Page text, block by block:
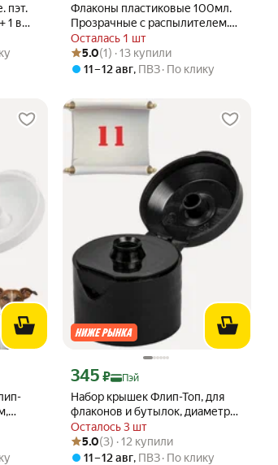
пэт.
1 в
Флаконы пластиковые 100мл.
Прозрачные с распылителем.
28мм. 10 шт.
Осталась 1 шт
Рейтинг товара: 5.0 из 5
Оценок: (1) · 13 купили
5.0(1) · 13 купили
11 – 12 авг, ПВЗ По клику
₽ вместо
Набор крышек Флип-Топ, для
флаконов и бутылок, диаметр
28 мм, 10 штук + 1 в подарок
Осталось 3 шт
Цена с картой Яндекс Пэй 345 ₽ вместо
345 ₽ Пэй
Рейтинг товара: 5.0 из 5
Оценок: (3) · 12 купили
5.0(3) · 12 купили
11 – 12 авг, ПВЗ По клику